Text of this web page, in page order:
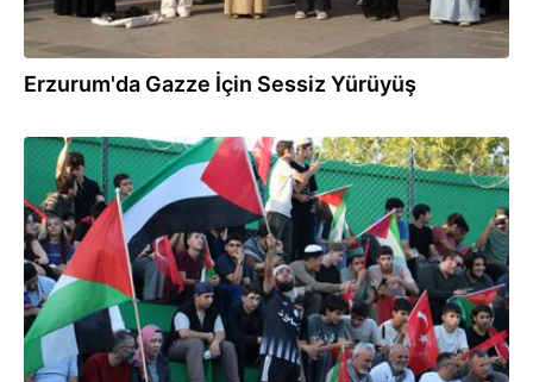
Erzurum'da Gazze İçin Sessiz Yürüyüş
31.07.2026